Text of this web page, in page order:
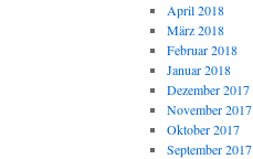
April 2018
März 2018
Februar 2018
Januar 2018
Dezember 2017
November 2017
Oktober 2017
September 2017